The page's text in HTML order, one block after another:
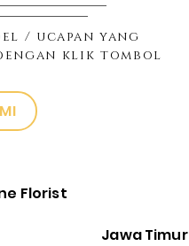
/ ucapan yang
klik tombol
Florist
Jawa Timur